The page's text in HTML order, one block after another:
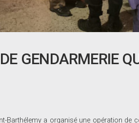
GENDARMERIE
Barthélemy a organisé une opération de